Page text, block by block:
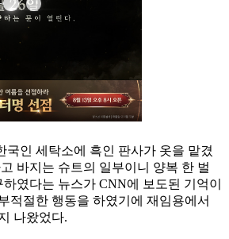
국인 세탁소에 흑인 판사가 옷을 맡겼
바지는 슈트의 일부이니 양복 한 벌
였다는 뉴스가 CNN에 보도된 기억이
적절한 행동을 하였기에 재임용에서
나왔었다.